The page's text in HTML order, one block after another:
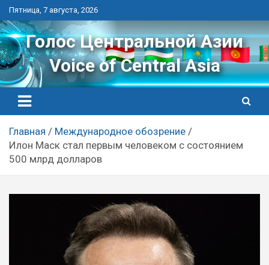
Перейти
к
контенту
Пятница, 7 августа, 2026
Голос Центральной Азии
Voice of Central Asia
Главная
Международное обозрение
Илон Маск стал первым человеком с состоянием
500 млрд долларов